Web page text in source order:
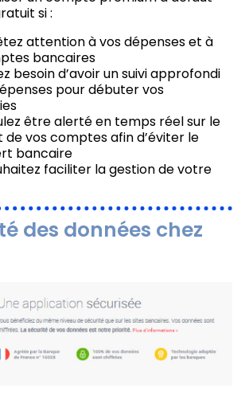
si :
attention à vos dépenses et à
bancaires
besoin d’avoir un suivi approfondi
pour débuter vos
être alerté en temps réel sur le
vos comptes afin d’éviter le
bancaire
faciliter la gestion de votre
des données chez